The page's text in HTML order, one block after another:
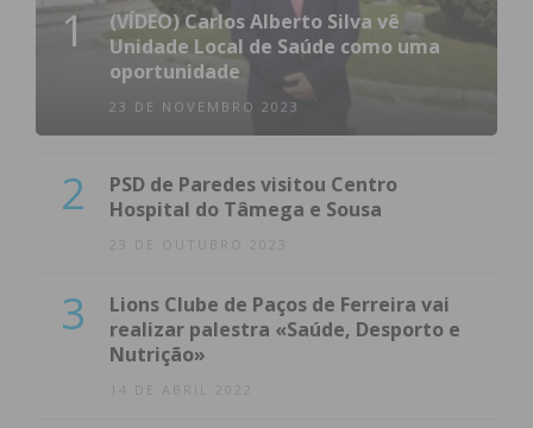
1
(VÍDEO) Carlos Alberto Silva vê
Unidade Local de Saúde como uma
oportunidade
23 DE NOVEMBRO 2023
2
PSD de Paredes visitou Centro
Hospital do Tâmega e Sousa
23 DE OUTUBRO 2023
3
Lions Clube de Paços de Ferreira vai
realizar palestra «Saúde, Desporto e
Nutrição»
14 DE ABRIL 2022